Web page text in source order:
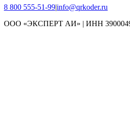
8 800 555-51-99|info@qrkoder.ru
ООО «ЭКСПЕРТ АИ» | ИНН